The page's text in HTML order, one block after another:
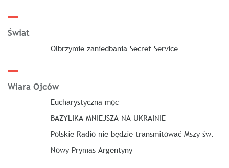
Świat
Olbrzymie zaniedbania Secret Service
Wiara Ojców
Eucharystyczna moc
BAZYLIKA MNIEJSZA NA UKRAINIE
Polskie Radio nie będzie transmitować Mszy św.
Nowy Prymas Argentyny